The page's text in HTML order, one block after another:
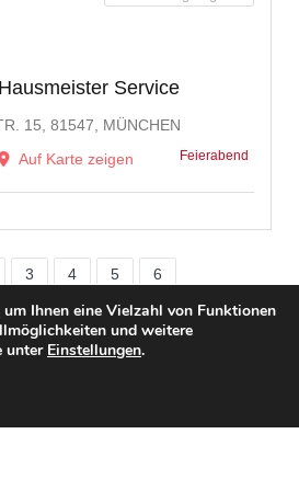
Service
15, 81547, MÜNCHEN
Auf Karte zeigen Feierabend
3 4 5 6
Ihnen eine Vielzahl von Funktionen
und weitere
unter Einstellungen.